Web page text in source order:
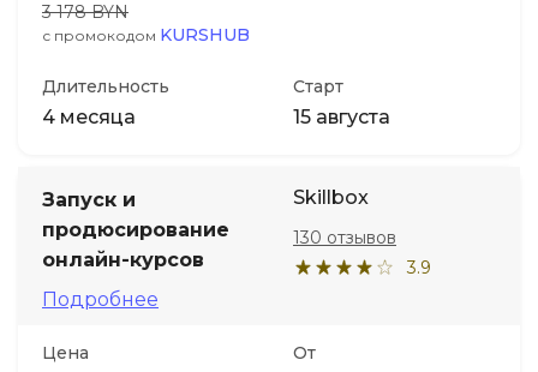
3 178 BYN
с промокодом KURSHUB
Длительность
4 месяца
Старт
15 августа
Запуск и
продюсирование
онлайн-курсов
Подробнее
Skillbox
3.9
130 отзывов
Цена От